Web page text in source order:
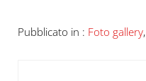
Pubblicato in : Foto gallery,